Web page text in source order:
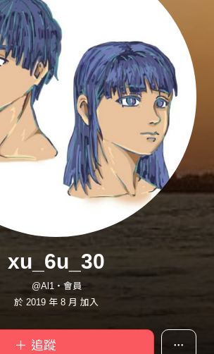
xu_6u_30
@Al1・會員
於 2019 年 8 月 加入
＋ 追蹤